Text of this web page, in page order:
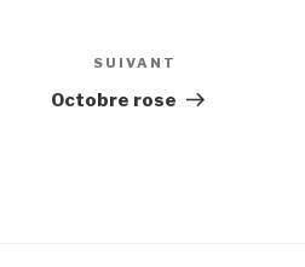
suivant
SUIVANT
Octobre rose